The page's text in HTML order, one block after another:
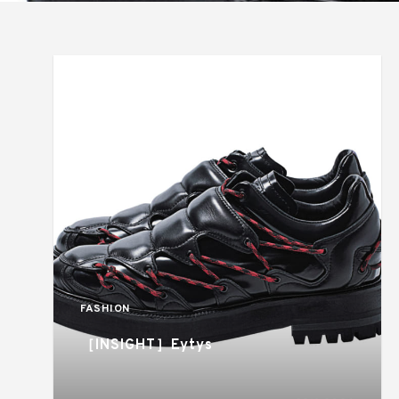
FASHION
［INSIGHT］Eytys